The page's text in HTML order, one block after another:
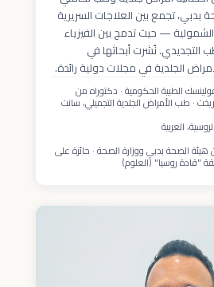
تجمع بين العلاجات السريرية
— حيث تدمج بين الفيزياء
التجديدي. نُشرت أبحاثها في
الجلدية في مجلات دولية رائدة.
الطبية الحكومية · دكتوراه من
· طب الأمراض الجلدية التجميلي، سانت
العربية
الصحة بدبي ووزارة الصحة · حائزة على
"قادة روسيا" (العلوم)